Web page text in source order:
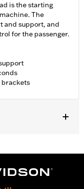
is the starting
The
and support, and
for the passenger.
brackets
Tour-Pak®
the additional